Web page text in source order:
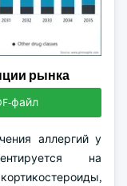
рынка
файл
аллергий у
на